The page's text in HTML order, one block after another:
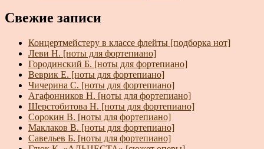
Свежие записи
Концертмейстеру в классе флейты [подборка нот]
Леви Н. [ноты для фортепиано]
Городинский Б. [ноты для фортепиано]
Веврик Е. [ноты для фортепиано]
Чичерина С. [ноты для фортепиано]
Агафонников Н. [ноты для фортепиано]
Шерстобитова Н. [ноты для фортепиано]
Сорокин В. [ноты для фортепиано]
Маклаков В. [ноты для фортепиано]
Савельев Б. [ноты для фортепиано]